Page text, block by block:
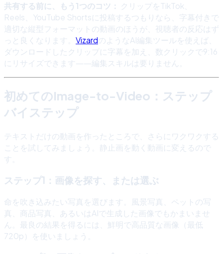
共有する前に、もう1つのコツ： クリップをTikTok、
Reels、YouTube Shortsに投稿するつもりなら、字幕付きで
適切な縦型フォーマットの動画のほうが、視聴者の反応はず
っと良くなります。 VizardのようなAI編集ツールを使えば、
ダウンロードしたクリップに字幕を加え、数クリックで9:16
にリサイズできます――編集スキルは要りません。
初めてのImage-to-Video：ステップ
バイステップ
テキストだけの動画を作ったところで、さらにワクワクする
ことを試してみましょう。静止画を動く動画に変えるので
す。
ステップ1：画像を探す、または選ぶ
命を吹き込みたい写真を選びます。風景写真、ペットの写
真、商品写真、あるいはAIで生成した画像でもかまいませ
ん。最良の結果を得るには、鮮明で高品質な画像（最低
720p）を使いましょう。